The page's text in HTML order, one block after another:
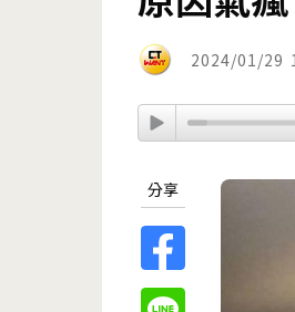
2024/01/29
分享